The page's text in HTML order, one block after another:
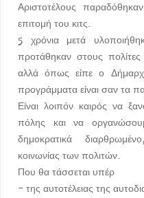
Αριστοτέλους
επιτομή του κιτς.
5 χρόνια μετά
προτάθηκαν στους
αλλά όπως είπε ο
προγράμματα είναι σαν τα
Είναι λοιπόν καιρός να
πόλης και να
δημοκρατικά
κοινωνίας των πολιτών.
Που θα τάσσεται υπέρ
- της αυτοτέλειας της